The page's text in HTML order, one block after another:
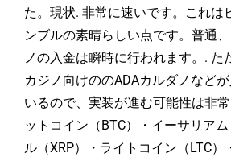
た。現状. 非常に速いです。これは
ンブルの素晴らしい点です。普通
ノの入金は瞬時に行われます。. た
カジノ向けののADAカルダノなど
いるので、実装が進む可能性は非
ットコイン（BTC）・イーサリア
ル（XRP）・ライトコイン（LTC）